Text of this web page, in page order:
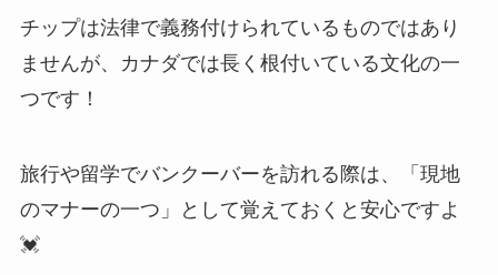
チップは法律で義務付けられているものではあり
ませんが、カナダでは長く根付いている文化の一
つです！
旅行や留学でバンクーバーを訪れる際は、「現地
のマナーの一つ」として覚えておくと安心ですよ
💓